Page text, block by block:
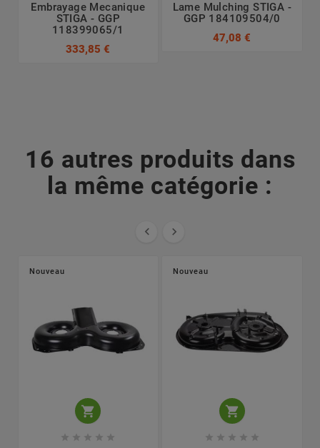
Embrayage Mecanique
STIGA - GGP
118399065/1
333,85 €
Lame Mulching STIGA -
GGP 184109504/0
47,08 €
16 autres produits dans
la même catégorie :
 
Nouveau

    
Nouveau

    